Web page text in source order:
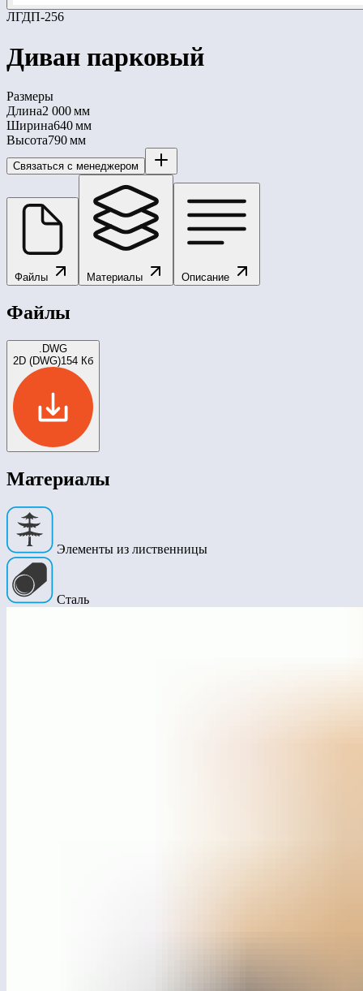
ЛГДП-256
Диван парковый
Размеры
Длина2 000 мм
Ширина640 мм
Высота790 мм
Связаться с менеджером
Файлы Материалы Описание
Файлы
.DWG
2D (DWG)154 Кб
Материалы
Элементы из лиственницы
Сталь